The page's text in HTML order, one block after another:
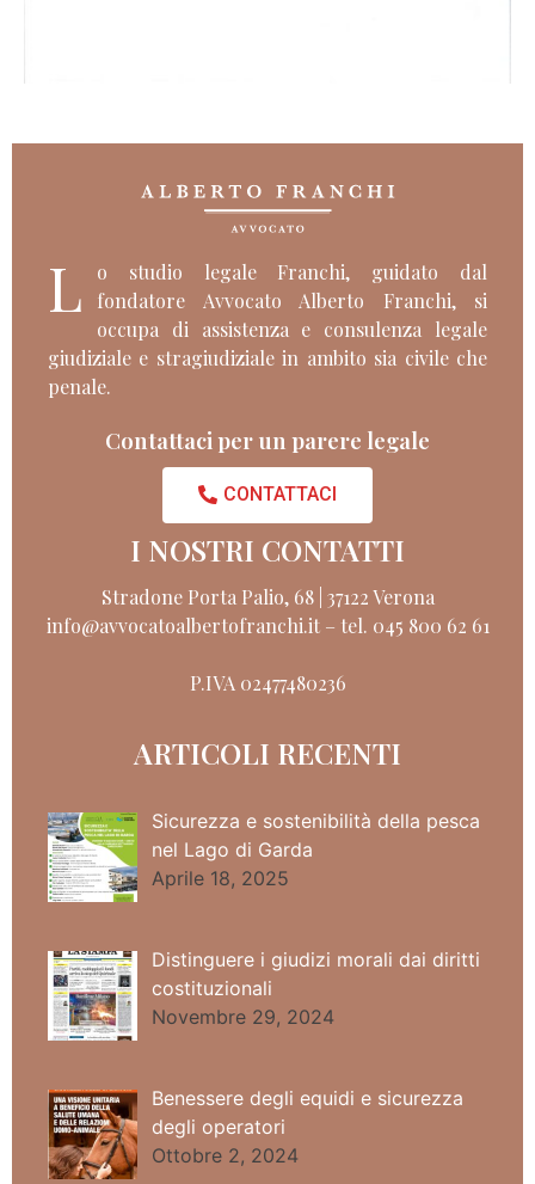
L
o studio legale Franchi, guidato dal
fondatore Avvocato Alberto Franchi, si
occupa di assistenza e consulenza legale
giudiziale e stragiudiziale in ambito sia civile che
penale.
Contattaci per un parere legale
CONTATTACI
I NOSTRI CONTATTI
Stradone Porta Palio, 68 | 37122 Verona
info@avvocatoalbertofranchi.it– tel. 045 800 62 61
P.IVA 02477480236
ARTICOLI RECENTI
Sicurezza e sostenibilità della pesca
nel Lago di Garda
Aprile 18, 2025
Distinguere i giudizi morali dai diritti
costituzionali
Novembre 29, 2024
Benessere degli equidi e sicurezza
degli operatori
Ottobre 2, 2024